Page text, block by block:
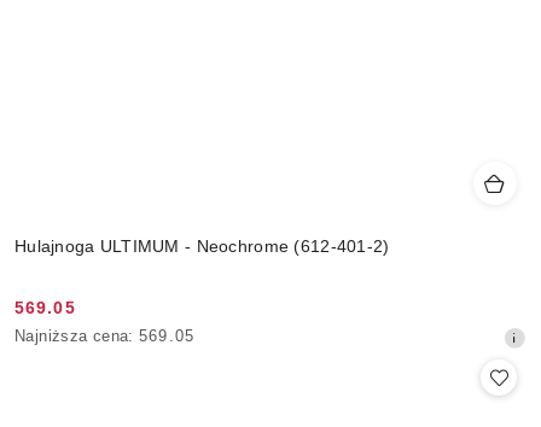
Hulajnoga ULTIMUM - Neochrome (612-401-2)
Cena
promocyjna:
569.05
Najniższa
Najniższa cena: 569.05